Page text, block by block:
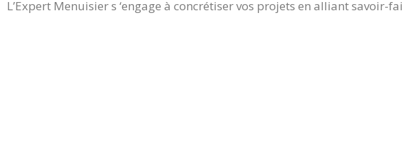
L’Expert Menuisier s ‘engage à concrétiser vos projets en alliant savoir-